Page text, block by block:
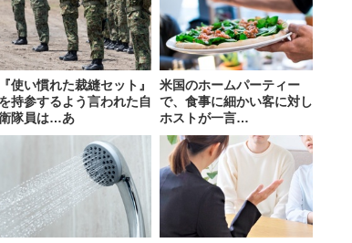
『使い慣れた裁縫セット』
を持参するよう言われた自
隊員は…あ
米国のホームパーティー
で、食事に細かい客に対し
ホストが一言…